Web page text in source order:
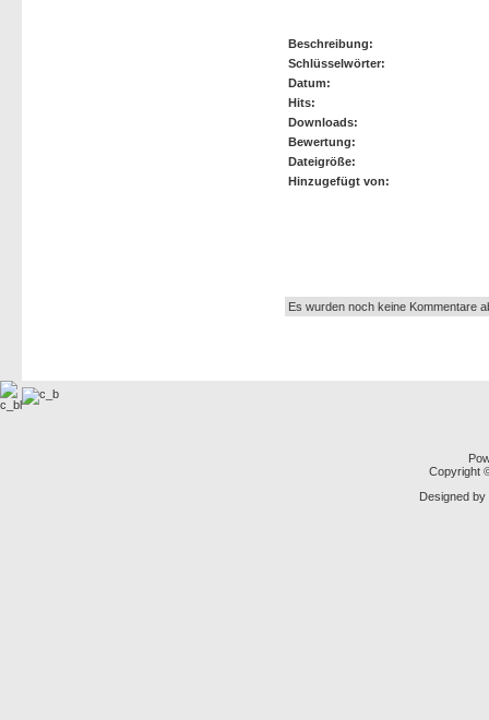
Beschreibung:
Schlüsselwörter:
Datum:
Hits:
Downloads:
Bewertung:
Dateigröße:
Hinzugefügt von:
Es wurden noch keine Kommentare
Copyright
Designed by